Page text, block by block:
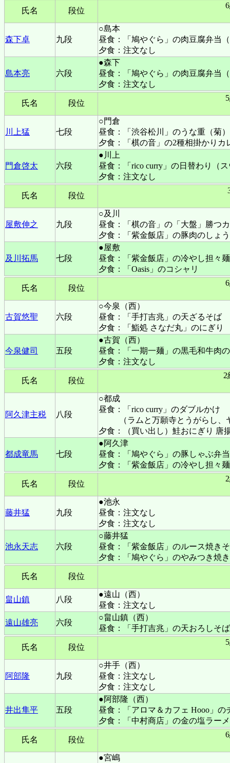
氏名 段位
森下卓 九段
○島本
昼食：「鳩やぐら」の肉豆腐弁当
夕食：注文なし
島本亮 六段
●森下
昼食：「鳩やぐら」の肉豆腐弁当
夕食：注文なし
氏名 段位
川上猛 七段
○門倉
昼食：「渋谷松川」のうな重（菊
夕食：「棋の音」の2種相掛かりカ
門倉啓太 六段
●川上
昼食：「rico curry」の日替わり（
夕食：注文なし
氏名 段位
屋敷伸之 九段
○及川
昼食：「棋の音」の「大盤」勝つ
夕食：「紫金飯店」の豚肉のしょ
及川拓馬 七段
●屋敷
昼食：「紫金飯店」の冷やし担々麺
夕食：「Oasis」のコシャリ
氏名 段位
古賀悠聖 六段
○今泉（西）
昼食：「手打吉兆」の天ざるそば
夕食：「鮨処 さなだ丸」のにぎり
今泉健司 五段
●古賀（西）
昼食：「一期一麺」の黒毛和牛肉
夕食：注文なし
氏名 段位
2
阿久津主税 八段
○都成
昼食：「rico curry」のダブルかけ
（ラムと万願寺とうがらし
夕食：（買い出し）鮭おにぎり 唐
都成竜馬 七段
●阿久津
昼食：「鳩やぐら」の豚しゃぶ弁
夕食：「紫金飯店」の冷やし担々麺
氏名 段位
藤井猛 九段
●池永
昼食：注文なし
夕食：注文なし
池永天志 六段
○藤井猛
昼食：「紫金飯店」のルース焼き
夕食：「鳩やぐら」のやみつき焼
氏名 段位
畠山鎮 八段
●遠山（西）
昼食：注文なし
遠山雄亮
六段
○畠山鎮（西）
昼食：「手打吉兆」の天おろしそば
氏名 段位
阿部隆 九段
○井手（西）
昼食：注文なし
夕食：注文なし
井出隼平 五段
●阿部隆（西）
昼食：「アロマ＆カフェ Hooo」の
夕食：「中村商店」の金の塩ラー
氏名 段位
●宮嶋